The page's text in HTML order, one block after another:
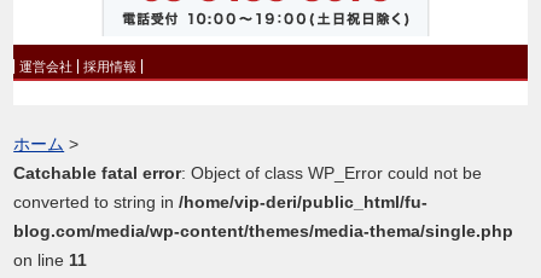
運営会社 採用情報
ホーム >
Catchable fatal error: Object of class WP_Error could not be
converted to string in/home/vip-deri/public_html/fu-
blog.com/media/wp-content/themes/media-thema/single.php
on line 11